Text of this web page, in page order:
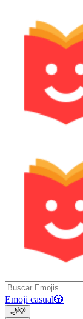
Emoji casual🎲
🌙💡